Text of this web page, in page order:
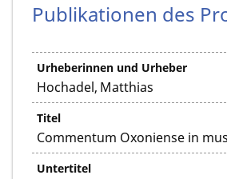
Publikationen des
Urheberinnen und Urheber
Hochadel, Matthias
Titel
Commentum Oxoniense in
Untertitel